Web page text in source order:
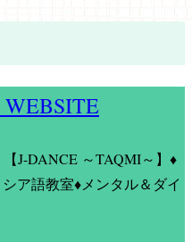
【J-DANCE ～TAQMI～】♦
ア語教室♦メンタル＆ダイ